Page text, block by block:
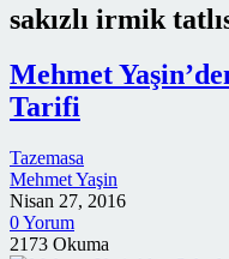
sakızlı irmik
Mehmet
Tarifi
Tazemasa
Mehmet Yaşin
Nisan 27, 2016
0 Yorum
2173 Okuma